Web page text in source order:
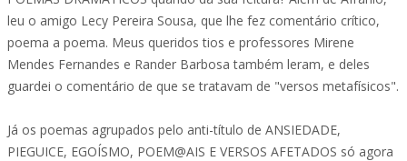
leu o amigo Lecy Pereira Sousa, que lhe fez comentário crítico,
poema a poema. Meus queridos tios e professores Mirene
Mendes Fernandes e Rander Barbosa também leram, e deles
guardei o comentário de que se tratavam de "versos metafísicos".
Já os poemas agrupados pelo anti-título de ANSIEDADE,
PIEGUICE, EGOÍSMO, POEM@AIS E VERSOS AFETADOS só agora